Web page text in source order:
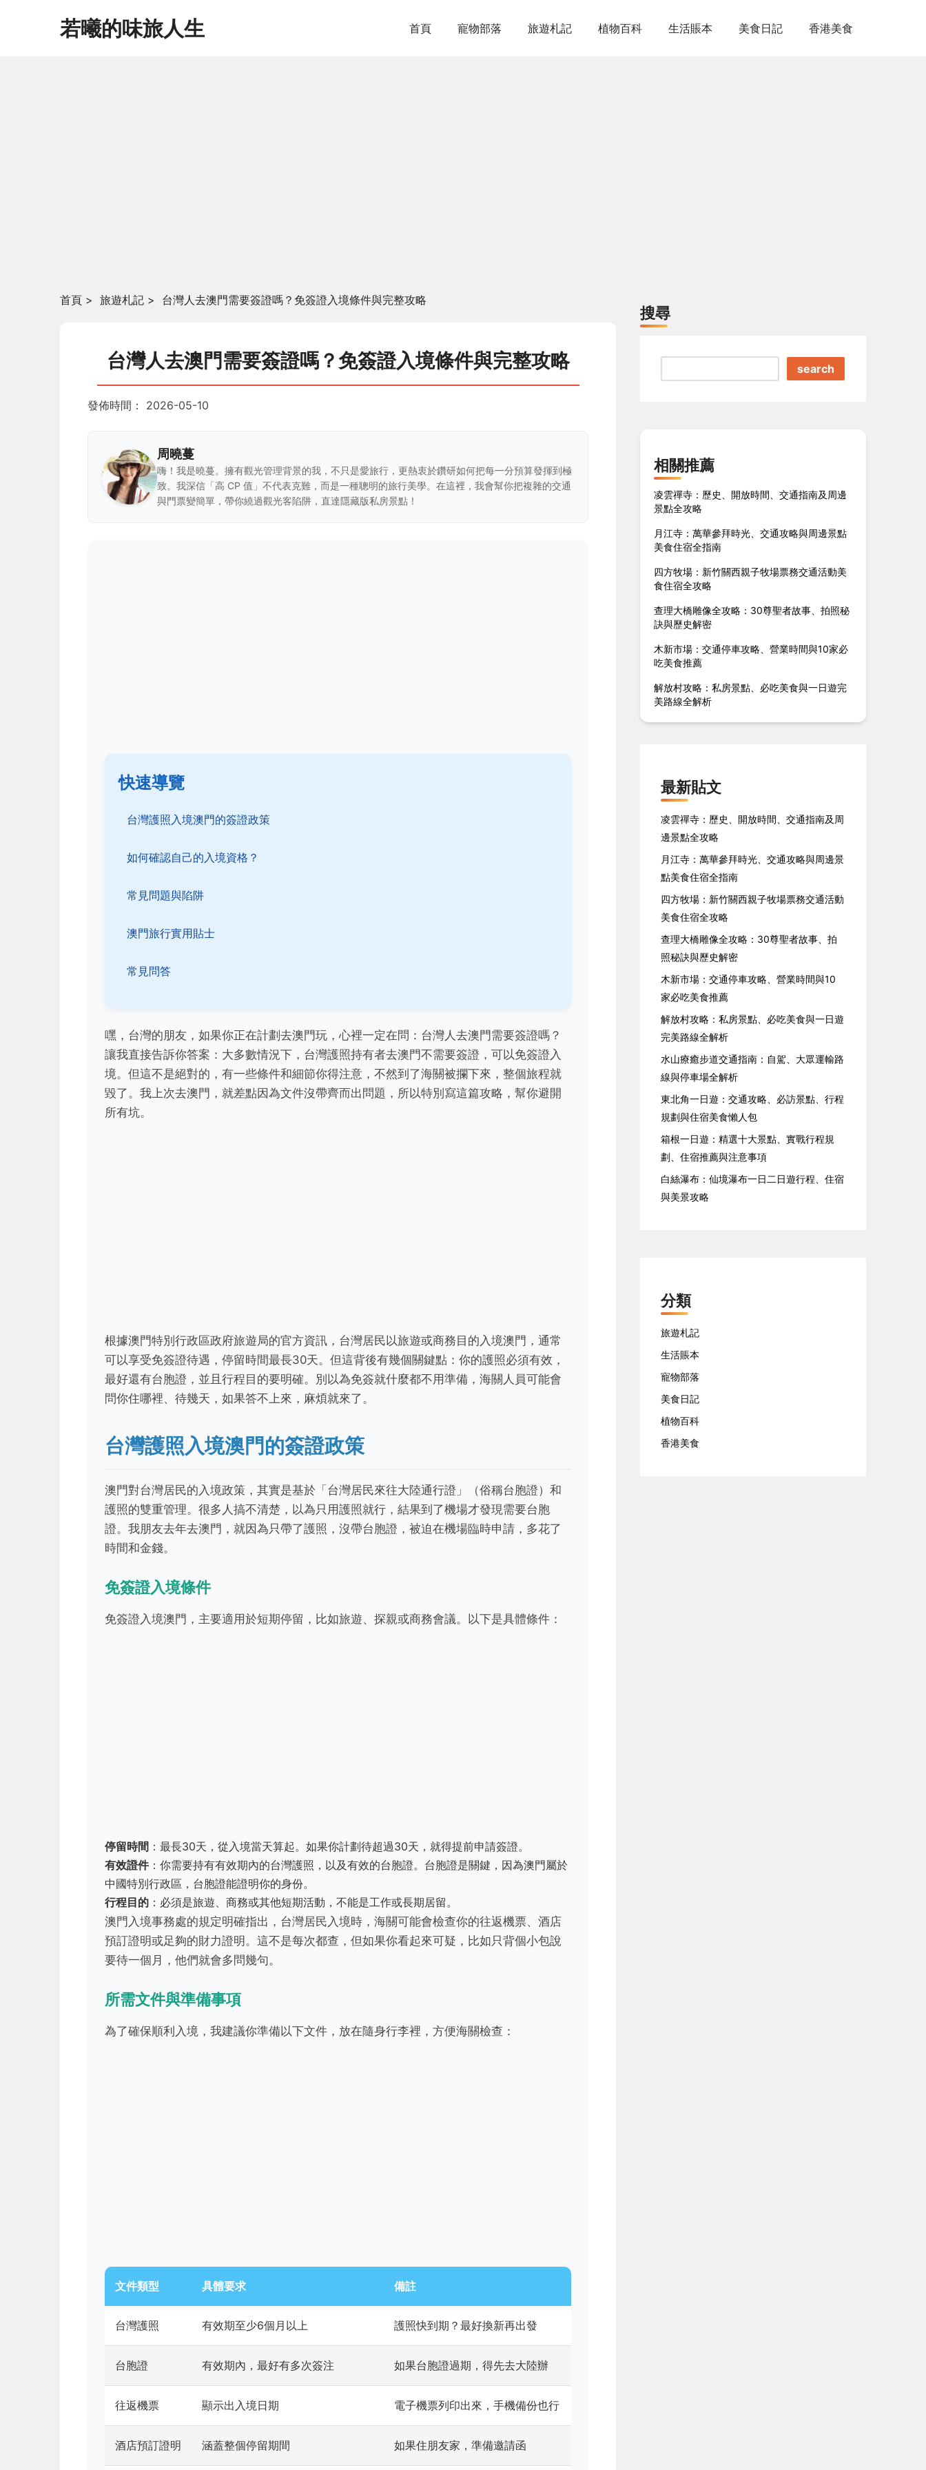
若曦的味旅人生 首頁 寵物部落 旅遊札記 植物百科 生活賬本 美食日記 香港美食
首頁 > 旅遊札記 > 台灣人去澳門需要簽證嗎？免簽證入境條件與完整攻略
台灣人去澳門需要簽證嗎？免簽證入境條件與完整攻略
發佈時間： 2026-05-10
周曉蔓
嗨！我是曉蔓。擁有觀光管理背景的我，不只是愛旅行，更熱衷於鑽研如何把每一分預算發揮到極
致。我深信「高 CP 值」不代表克難，而是一種聰明的旅行美學。在這裡，我會幫你把複雜的交通
與門票變簡單，帶你繞過觀光客陷阱，直達隱藏版私房景點！
快速導覽
台灣護照入境澳門的簽證政策
如何確認自己的入境資格？
常見問題與陷阱
澳門旅行實用貼士
常見問答
嘿，台灣的朋友，如果你正在計劃去澳門玩，心裡一定在問：台灣人去澳門需要簽證嗎？
讓我直接告訴你答案：大多數情況下，台灣護照持有者去澳門不需要簽證，可以免簽證入
境。但這不是絕對的，有一些條件和細節你得注意，不然到了海關被攔下來，整個旅程就
毀了。我上次去澳門，就差點因為文件沒帶齊而出問題，所以特別寫這篇攻略，幫你避開
所有坑。
根據澳門特別行政區政府旅遊局的官方資訊，台灣居民以旅遊或商務目的入境澳門，通常
可以享受免簽證待遇，停留時間最長30天。但這背後有幾個關鍵點：你的護照必須有效，
最好還有台胞證，並且行程目的要明確。別以為免簽就什麼都不用準備，海關人員可能會
問你住哪裡、待幾天，如果答不上來，麻煩就來了。
台灣護照入境澳門的簽證政策
澳門對台灣居民的入境政策，其實是基於「台灣居民來往大陸通行證」（俗稱台胞證）和
護照的雙重管理。很多人搞不清楚，以為只用護照就行，結果到了機場才發現需要台胞
證。我朋友去年去澳門，就因為只帶了護照，沒帶台胞證，被迫在機場臨時申請，多花了
時間和金錢。
免簽證入境條件
免簽證入境澳門，主要適用於短期停留，比如旅遊、探親或商務會議。以下是具體條件：
停留時間 ：最長30天，從入境當天算起。如果你計劃待超過30天，就得提前申請簽證。
有效證件：你需要持有有效期內的台灣護照，以及有效的台胞證。台胞證是關鍵，因為澳門屬於
中國特別行政區，台胞證能證明你的身份。
行程目的 ：必須是旅遊、商務或其他短期活動，不能是工作或長期居留。
澳門入境事務處的規定明確指出，台灣居民入境時，海關可能會檢查你的往返機票、酒店
預訂證明或足夠的財力證明。這不是每次都查，但如果你看起來可疑，比如只背個小包說
要待一個月，他們就會多問幾句。
所需文件與準備事項
為了確保順利入境，我建議你準備以下文件，放在隨身行李裡，方便海關檢查：
文件類型 具體要求 備註
台灣護照 有效期至少6個月以上 護照快到期？最好換新再出發
台胞證 有效期內，最好有多次簽注 如果台胞證過期，得先去大陸辦
往返機票 顯示出入境日期 電子機票列印出來，手機備份也行
酒店預訂證明 涵蓋整個停留期間 如果住朋友家，準備邀請函
搜尋
search
相關推薦
凌雲禪寺：歷史、開放時間、交通指南及周邊
景點全攻略
月江寺：萬華參拜時光、交通攻略與周邊景點
美食住宿全指南
四方牧場：新竹關西親子牧場票務交通活動美
食住宿全攻略
查理大橋雕像全攻略：30尊聖者故事、拍照秘
訣與歷史解密
木新市場：交通停車攻略、營業時間與10家必
吃美食推薦
解放村攻略：私房景點、必吃美食與一日遊完
美路線全解析
最新貼文
凌雲禪寺：歷史、開放時間、交通指南及周
邊景點全攻略
月江寺：萬華參拜時光、交通攻略與周邊景
點美食住宿全指南
四方牧場：新竹關西親子牧場票務交通活動
美食住宿全攻略
查理大橋雕像全攻略：30尊聖者故事、拍
照秘訣與歷史解密
木新市場：交通停車攻略、營業時間與10
家必吃美食推薦
解放村攻略：私房景點、必吃美食與一日遊
完美路線全解析
水山療癒步道交通指南：自駕、大眾運輸路
線與停車場全解析
東北角一日遊：交通攻略、必訪景點、行程
規劃與住宿美食懶人包
箱根一日遊：精選十大景點、實戰行程規
劃、住宿推薦與注意事項
白絲瀑布：仙境瀑布一日二日遊行程、住宿
與美景攻略
分類
旅遊札記
生活賬本
寵物部落
美食日記
植物百科
香港美食